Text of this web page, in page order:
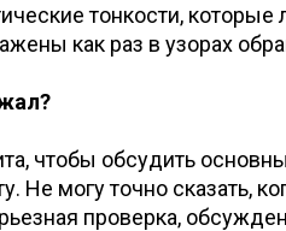
тонкости, которые
как раз в узорах
чтобы обсудить
Не могу точно сказать,
проверка,